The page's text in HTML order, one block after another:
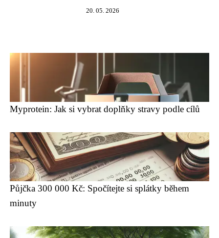
20. 05. 2026
Myprotein: Jak si vybrat doplňky stravy podle cílů
Půjčka 300 000 Kč: Spočítejte si splátky během
minuty